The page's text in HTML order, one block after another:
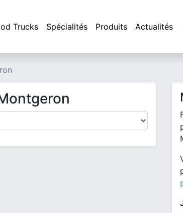
Trucks Spécialités Produits Actualités